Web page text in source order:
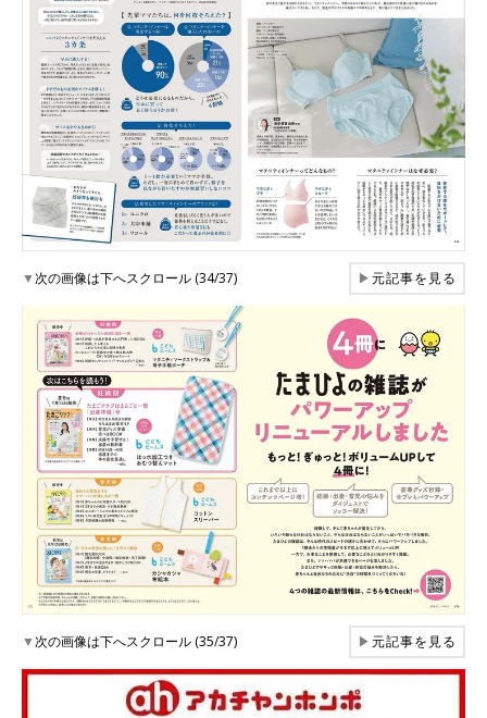
▼次の画像は下へスクロール (34/37) ▶元記事を見る
▼次の画像は下へスクロール (35/37) ▶元記事を見る